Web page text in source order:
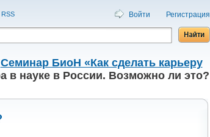
RSS Войти Регистрация
Семинар БиоН «Как сделать карьеру
в науке в России. Возможно ли это?